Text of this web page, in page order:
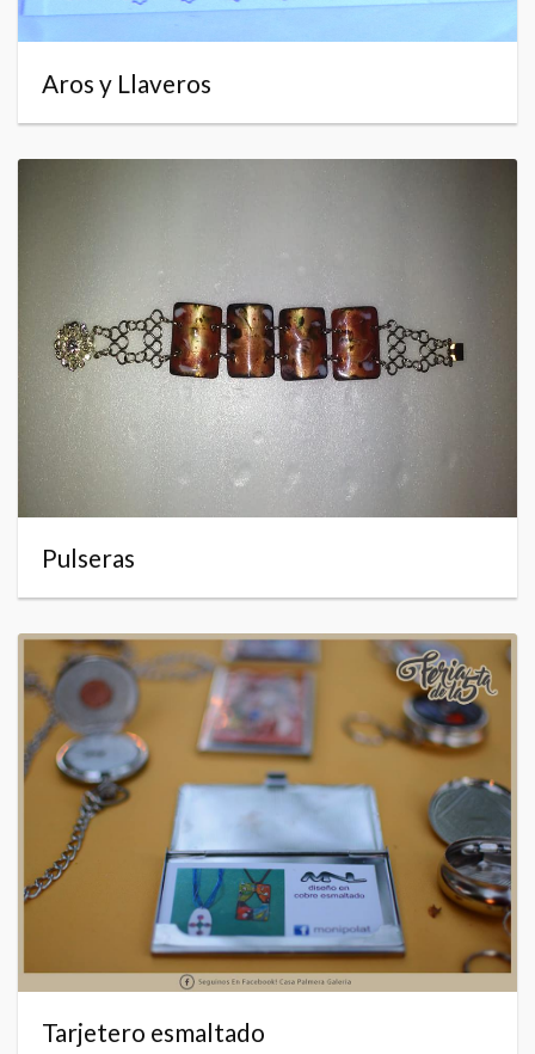
Aros y Llaveros
Pulseras
Tarjetero esmaltado